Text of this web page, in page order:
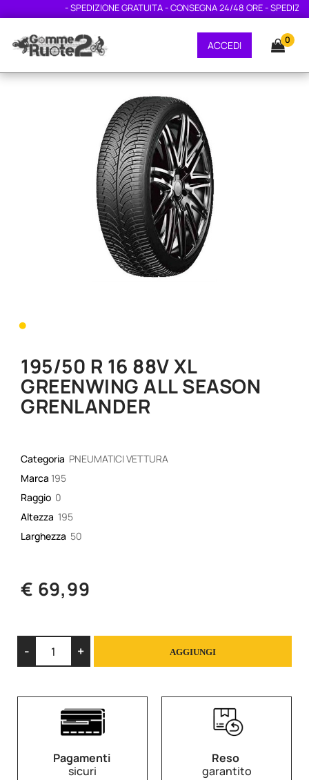
- SPEDIZIONE GRATUITA - CONSEGNA 24/48 ORE -
ACCEDI 0
•
195/50 R 16 88V XL
GREENWING ALL SEASON
GRENLANDER
Categoria PNEUMATICI VETTURA
Marca 195
Raggio 0
Altezza 195
Larghezza 50
€ 69,99
AGGIUNGI
Pagamenti
sicuri
Reso
garantito